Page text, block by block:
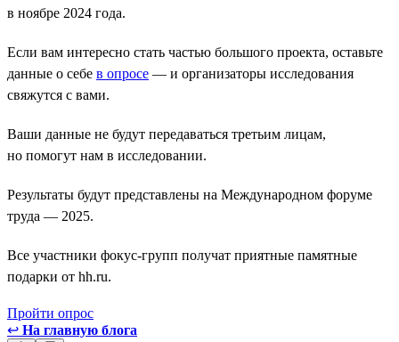
в ноябре 2024 года.
Если вам интересно стать частью большого проекта, оставьте
данные о себе в опросе — и организаторы исследования
свяжутся с вами.
Ваши данные не будут передаваться третьим лицам,
но помогут нам в исследовании.
Результаты будут представлены на Международном форуме
труда — 2025.
Все участники фокус-групп получат приятные памятные
подарки от hh.ru.
Пройти опрос
↩ На главную блога